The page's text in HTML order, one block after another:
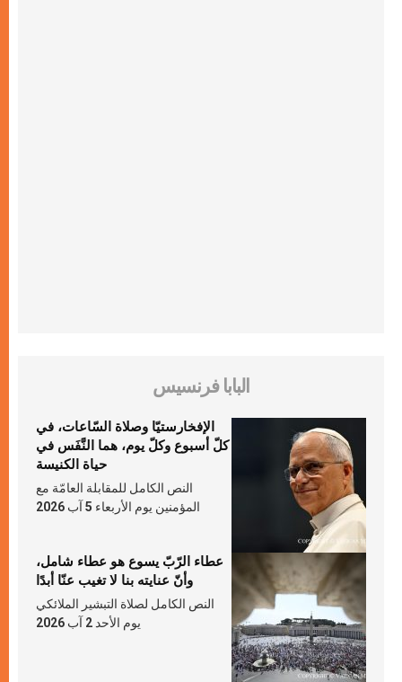
البابا فرنسيس
الإفخارستيّا وصلاة السّاعات، في
كلّ أسبوع وكلّ يوم، هما النَّفَس في
حياة الكنيسة
النص الكامل للمقابلة العامّة مع
المؤمنين يوم الأربعاء 5 آب 2026
عطاء الرّبّ يسوع هو عطاء شامل،
وأنّ عنايته بنا لا تغيب عنّا أبدًا
النص الكامل لصلاة التبشير الملائكي
يوم الأحد 2 آب 2026